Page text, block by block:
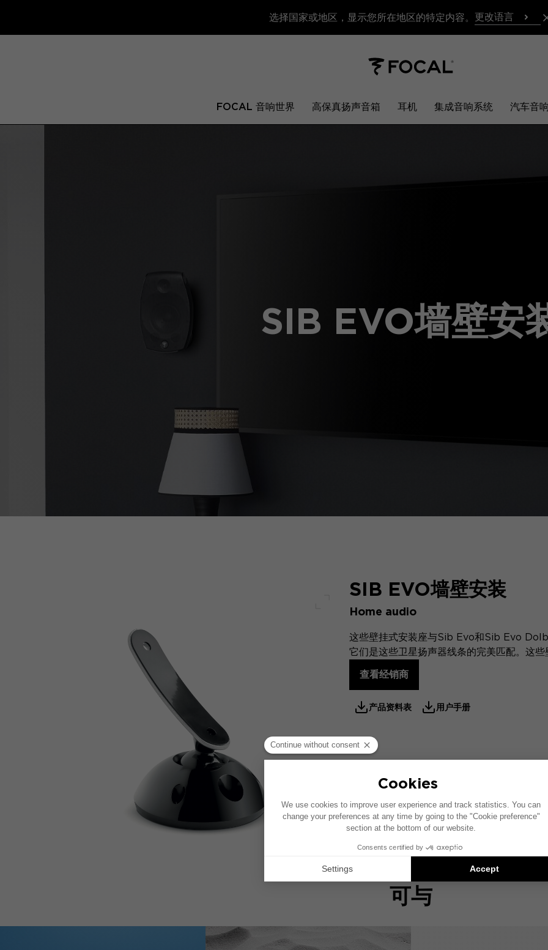
选择国家或地区，显示您所在地区的特定内容。 更改语言
FOCAL 音响世界 高保真扬声音箱 耳机 集成音响系统 汽车音
SIB EVO墙壁安
全屏幕
SIB EVO墙壁安装
Home audio
这些壁挂式安装座与Sib Evo和Sib Evo
它们是这些卫星扬声器线条的完美匹配。这
查看经销商
产品资料表 用户手册
可与